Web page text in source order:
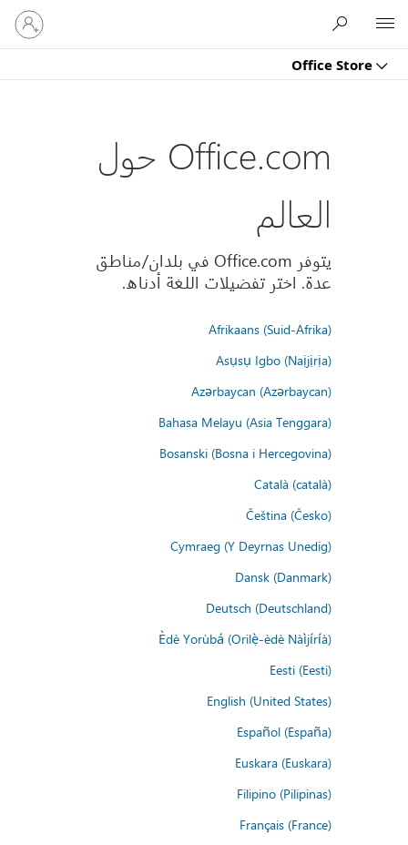
Office Store
تسجيل
الدخول
إلى
Office.com حول
العالم
يتوفر Office.com في بلدان/مناطق
عدة. اختر تفضيلات اللغة أدناه.
Afrikaans (Suid-Afrika)
Asụsụ Igbo (Naịjịrịa)
Azərbaycan (Azərbaycan)
Bahasa Melayu (Asia Tenggara)
Bosanski (Bosna i Hercegovina)
Català (català)
Čeština (Česko)
Cymraeg (Y Deyrnas Unedig)
Dansk (Danmark)
Deutsch (Deutschland)
Èdè Yorùbá (Orilẹ̀-èdè Nàìjíríà)
Eesti (Eesti)
English (United States)
Español (España)
Euskara (Euskara)
Filipino (Pilipinas)
Français (France)